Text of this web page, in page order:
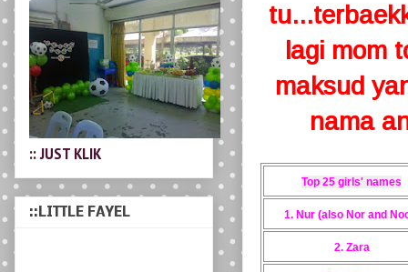
lagi mom
maksud
nama
Top 25 girls' names
1. Nur (also Nor and
2. Zara
:: JUST KLIK
::LITTLE FAYEL